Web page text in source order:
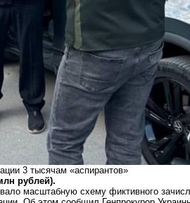
3 тысячам «аспирантов»
рублей).
масштабную схему фиктивного